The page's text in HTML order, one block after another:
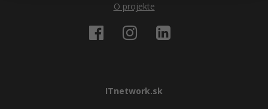
O projekte
ITnetwork.sk